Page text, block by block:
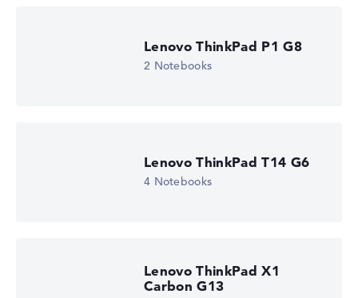
Lenovo ThinkPad P1 G8
2 Notebooks
Lenovo ThinkPad T14 G6
4 Notebooks
Lenovo ThinkPad X1
Carbon G13